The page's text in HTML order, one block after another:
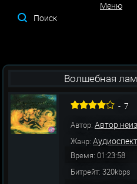
Меню
Волшебная
-7
Автор:Автор
Жанр:
Время: 01:23:58
Битрейт: 320kbps